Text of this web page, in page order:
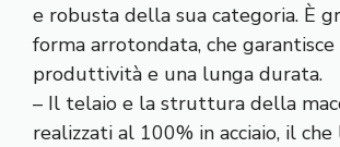
e robusta della sua categoria. È
forma arrotondata, che garantisce
produttività e una lunga durata.
– Il telaio e la struttura della
realizzati al 100% in acciaio, il